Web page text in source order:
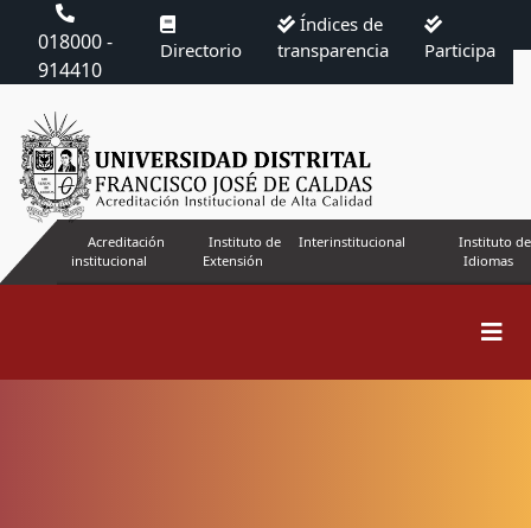
018000 -
914410
Directorio
Índices de
transparencia
Participa
Acreditación
institucional
Instituto de
Extensión
Interinstitucional
Instituto de
Idiomas